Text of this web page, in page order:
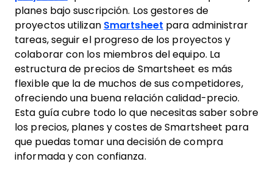
planes bajo suscripción. Los gestores de
proyectos utilizan Smartsheet para administrar
tareas, seguir el progreso de los proyectos y
colaborar con los miembros del equipo. La
estructura de precios de Smartsheet es más
flexible que la de muchos de sus competidores,
ofreciendo una buena relación calidad-precio.
Esta guía cubre todo lo que necesitas saber sobre
los precios, planes y costes de Smartsheet para
que puedas tomar una decisión de compra
informada y con confianza.